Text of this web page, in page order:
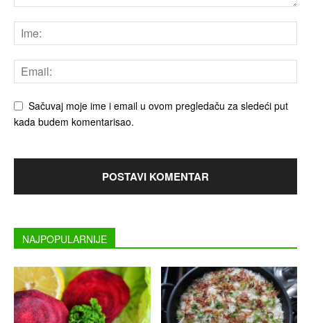
Sačuvaj moje ime i email u ovom pregledaču za sledeći put
kada budem komentarisao.
NAJPOPULARNIJE